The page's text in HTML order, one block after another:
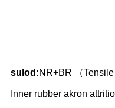
sulod:NR+BR （Tensile
Inner rubber akron